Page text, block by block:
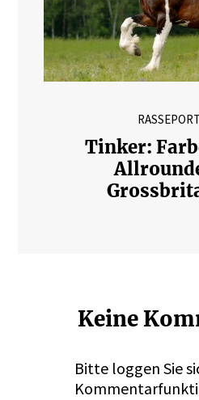
Tinker:
Keine
Bitte loggen Sie